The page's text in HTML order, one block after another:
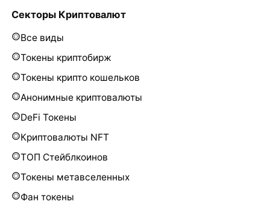
Секторы Криптовалют
Все виды
Токены криптобирж
Токены крипто кошельков
Анонимные криптовалюты
DeFi Токены
Криптовалюты NFT
ТОП Стейблкоинов
Токены метавселенных
Фан токены